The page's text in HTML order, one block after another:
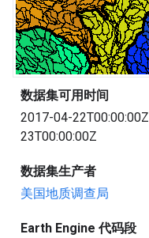
数据集可用时间
2017-04-
23T00:00:00Z
数据集生产者
美国地质调查局
Earth Engine 代码段